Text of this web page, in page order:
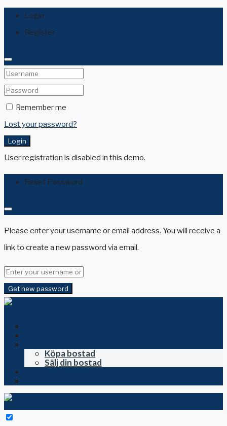
Login
Register
Remember me
Lost your password?
Login
User registration is disabled in this demo.
Reset Password
Please enter your username or email address. You will receive a
link to create a new password via email.
Get new password
Köpa bostad
Sälj din bostad